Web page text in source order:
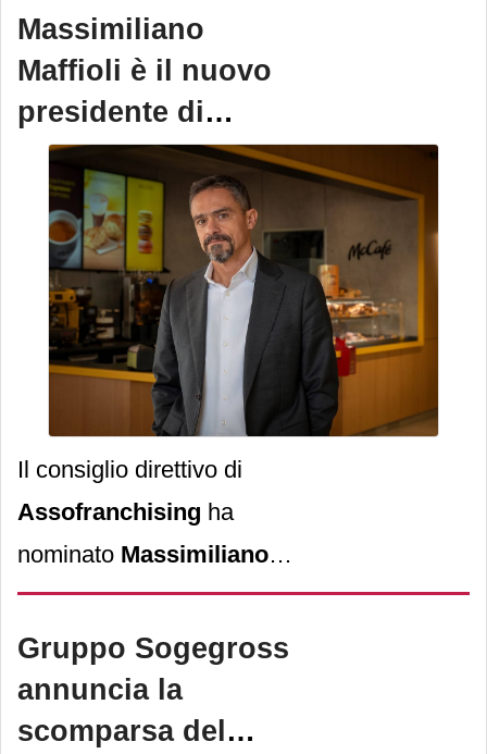
l’Italiacon l’obiettivo di
guidare la strategia
tecnologica dell'azienda
Massimiliano
Maffioli è il nuovo
presidente di
Assofranchising
Il consiglio direttivo di
Assofranchising ha
nominato Massimiliano
Maffioli, chief restaurant
officer di McDonald’s Italia,
alla guida
dell’Associazione.
Gruppo Sogegross
annuncia la
scomparsa del